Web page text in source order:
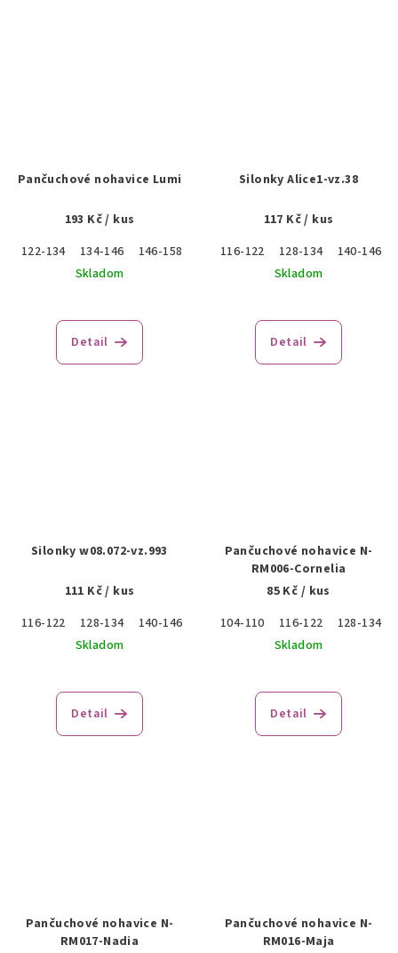
Pančuchové nohavice Lumi
193 Kč/ kus
122-134
134-146
146-158
Skladom
Detail
Silonky Alice1-vz.38
117 Kč/ kus
116-122
128-134 140-146
Skladom
Detail
Silonky w08.072-vz.993
111 Kč/ kus
116-122
128-134 140-146
152-158
Skladom
Detail
Pančuchové nohavice N-
RM006-Cornelia
85 Kč / kus
104-110
116-122 128-134
Skladom
Detail
Pančuchové nohavice N-
RM017-Nadia
Pančuchové nohavice N-
RM016-Maja